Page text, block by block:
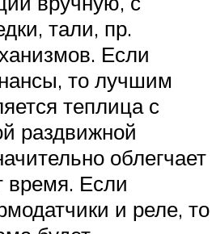
тали, пр.
Если
то лучшим
теплица с
раздвижной
облегчает
время. Если
и реле, то